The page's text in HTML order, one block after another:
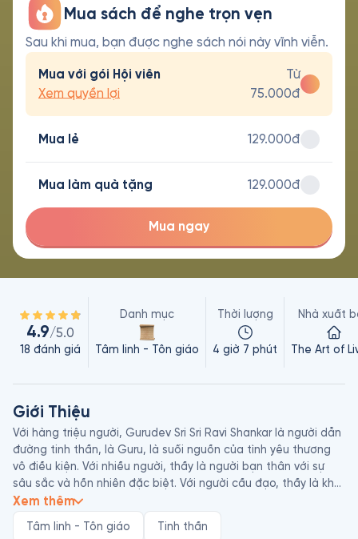
Mua sách để nghe trọn vẹn
Sau khi mua, bạn được nghe sách nói này vĩnh viễn.
Mua với gói Hội viên
Xem quyền lợi
Từ
75.000đ
Mua lẻ 129.000đ
Mua làm quà tặng 129.000đ
Mua ngay
4.9/5.0
18 đánh giá
Danh mục
Tâm linh - Tôn giáo
Thời lượng
4 giờ 7 phút
Nhà xuất
The Art of
Giới Thiệu
Với hàng triệu người, Gurudev Sri Sri Ravi Shankar là người dẫn
đường tinh thần, là Guru, là suối nguồn của tình yêu thương
vô điều kiện. Với nhiều người, thầy là người bạn thân với sự
sâu sắc và hồn nhiên đặc biệt. Với người cầu đạo, thầy là kho
báu vô giá. Với người khổ đau, thầy là ngọn hải đăng của hy
mọi người. Thầy là nguồn cảm hứng cho sự ra đời của nhiều
Xem thêm
Tâm linh - Tôn giáo Tinh thần